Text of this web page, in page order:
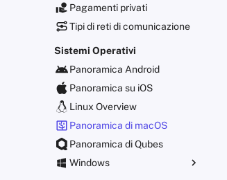
Pagamenti privati
Tipi di reti di comunicazione
Sistemi Operativi
Panoramica Android
Panoramica su iOS
Linux Overview
Panoramica di macOS
Panoramica di Qubes
Windows